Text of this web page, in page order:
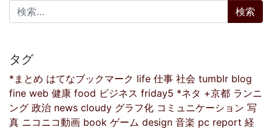
検索:
タグ
*まとめ はてなブックマーク life 仕事 社会 tumblr blog
fine web 健康 food ビジネス friday5 *ネタ +京都 ランニ
ング 政治 news cloudy グラフ化 コミュニケーション 写
真 ニコニコ動画 book ゲーム design 音楽 pc report 経